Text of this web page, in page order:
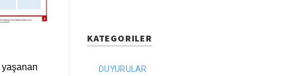
KATEGORILER
DUYURULAR